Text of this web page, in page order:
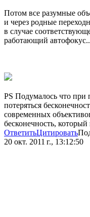
Потом все разумные
и через родные
в случае
работающий
PS Подумалось что при
потеряться
современных
бесконечность, который
ОтветитьЦитировать
20 окт. 2011 г., 13:12:50